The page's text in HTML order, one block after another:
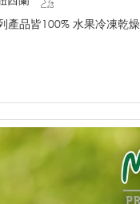
產品皆100% 水果冷凍乾